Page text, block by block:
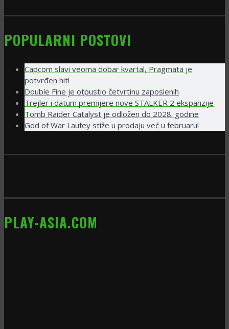
POPULARNI POSTOVI
Capcom slavi veoma dobar kvartal, Pragmata je
potvrđen hit!
Double Fine je otpustio četvrtinu zaposlenih
Trejler i datum premijere nove STALKER 2 ekspanzije
Tomb Raider Catalyst je odložen do 2028. godine
God of War Laufey stiže u prodaju već u februaru!
PLAY-ASIA.COM